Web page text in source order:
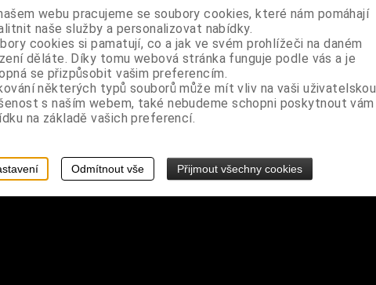
listů, upevnění vzadu vázacími tkanicemi
webu pracujeme se soubory cookies, které nám pomáhají
naše služby a personalizovat nabídky.
cookies si pamatují, co a jak ve svém prohlížeči na daném
děláte. Díky tomu webová stránka funguje podle vás a je
se přizpůsobit vašim preferencím.
některých typů souborů může mít vliv na vaši uživatelskou
s naším webem, také nebudeme schopni poskytnout vám
na základě vašich preferencí.
Odmítnout vše Přijmout všechny cookies